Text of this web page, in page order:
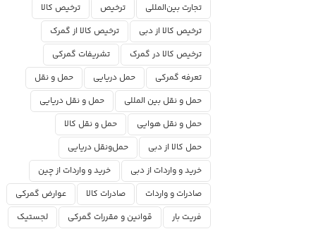
تجارت بین‌المللی
ترخیص
ترخیص کالا
ترخیص کالا از دبی
ترخیص کالا از گمرک
ترخیص کالا در گمرک
تشریفات گمرکی
تعرفه گمرکی
حمل دریایی
حمل و نقل
حمل و نقل بین المللی
حمل و نقل دریایی
حمل و نقل هوایی
حمل و نقل کالا
حمل کالا از دبی
حمل‌ونقل دریایی
خرید و واردات از دبی
خرید و واردات از چین
صادرات و واردات
صادرات کالا
عوارض گمرکی
فریت بار
قوانین و مقررات گمرکی
لجستیک